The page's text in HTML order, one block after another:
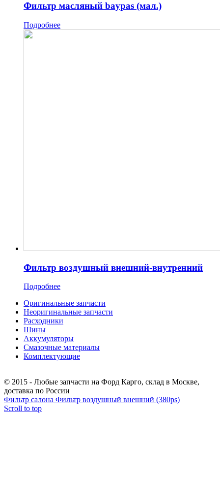
Фильтр масляный baypas (мал.)
Подробнее
Фильтр воздушный внешний-внутренний
Подробнее
Оригинальные запчасти
Неоригинальные запчасти
Расходники
Шины
Аккумуляторы
Смазочные материалы
Комплектующие
© 2015 - Любые запчасти на Форд Карго, склад в Москве,
доставка по России
Фильтр салона Фильтр воздушный внешний (380ps)
Scroll to top